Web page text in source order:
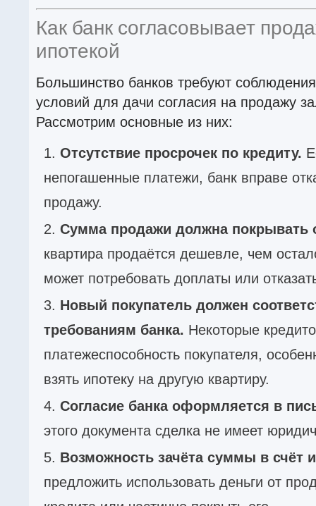
Как банк согласовывает
ипотекой
Большинство банков требуют
условий для дачи согласия на продажу
Рассмотрим основные из них:
Отсутствие просрочек по кредиту.
непогашенные платежи, банк вправе
продажу.
Сумма продажи должна покрывать
квартира продаётся дешевле, чем
может потребовать доплаты или
Новый покупатель должен
требованиям банка. Некоторые
платежеспособность покупателя,
взять ипотеку на другую квартиру.
Согласие банка оформляется в
этого документа сделка не имеет
Возможность зачёта суммы в счёт
предложить использовать деньги от